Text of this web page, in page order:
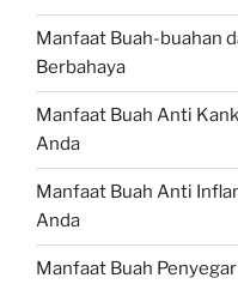
Manfaat Buah-buahan
Berbahaya
Manfaat Buah Anti
Anda
Manfaat Buah Anti
Anda
Manfaat Buah